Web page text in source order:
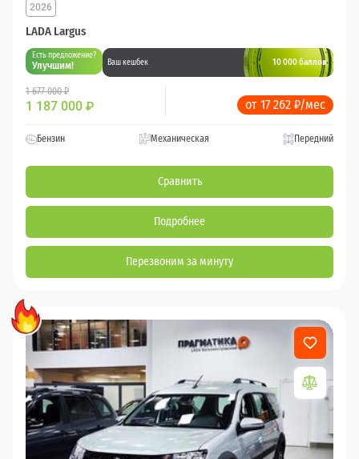
LADA Largus
2026
Есть предложение?
Улучшим! Ваш кешбек 10 000 баллов
1 677 000 ₽
1 187 000 ₽ от 17 262 ₽/мес
Бензин Механическая Передний
Сравнить
Подробнее
Перезвоним за минуту